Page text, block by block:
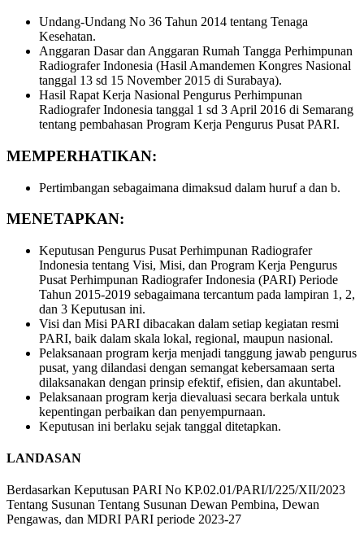
Undang-Undang No 36 Tahun 2014 tentang Tenaga
Kesehatan.
Anggaran Dasar dan Anggaran Rumah Tangga Perhimpunan
Radiografer Indonesia (Hasil Amandemen Kongres Nasional
tanggal 13 sd 15 November 2015 di Surabaya).
Hasil Rapat Kerja Nasional Pengurus Perhimpunan
Radiografer Indonesia tanggal 1 sd 3 April 2016 di Semarang
tentang pembahasan Program Kerja Pengurus Pusat PARI.
MEMPERHATIKAN:
Pertimbangan sebagaimana dimaksud dalam huruf a dan b.
MENETAPKAN:
Keputusan Pengurus Pusat Perhimpunan Radiografer
Indonesia tentang Visi, Misi, dan Program Kerja Pengurus
Pusat Perhimpunan Radiografer Indonesia (PARI) Periode
Tahun 2015-2019 sebagaimana tercantum pada lampiran 1, 2,
dan 3 Keputusan ini.
Visi dan Misi PARI dibacakan dalam setiap kegiatan resmi
PARI, baik dalam skala lokal, regional, maupun nasional.
Pelaksanaan program kerja menjadi tanggung jawab pengurus
pusat, yang dilandasi dengan semangat kebersamaan serta
dilaksanakan dengan prinsip efektif, efisien, dan akuntabel.
Pelaksanaan program kerja dievaluasi secara berkala untuk
kepentingan perbaikan dan penyempurnaan.
Keputusan ini berlaku sejak tanggal ditetapkan.
LANDASAN
Berdasarkan Keputusan PARI No KP.02.01/PARI/I/225/XII/2023
Tentang Susunan Tentang Susunan Dewan Pembina, Dewan
Pengawas, dan MDRI PARI periode 2023-27